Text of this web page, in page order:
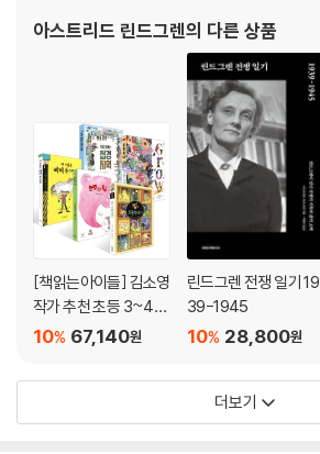
서 린드그렌은 어린이가 원하는 것이
아스트리드 린드그렌의 다른 상품
[책읽는아이들] 김소영
작가 추천 초등 3~4학
년 세트67,140원
10%
린드그렌 전쟁 일기 19
39-1945
28,800원
10%
더보기